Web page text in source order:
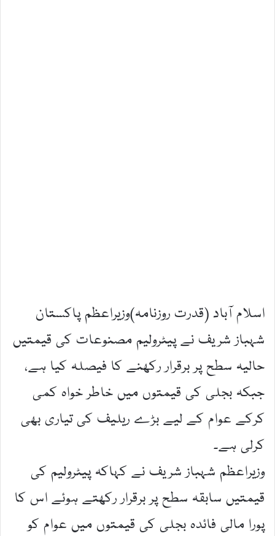
اسلام آباد (قدرت روزنامہ)وزیراعظم پاکستان
شہباز شریف نے پیٹرولیم مصنوعات کی قیمتیں
حالیہ سطح پر برقرار رکھنے کا فیصلہ کیا ہے،
جبکہ بجلی کی قیمتوں میں خاطر خواہ کمی
کرکے عوام کے لیے بڑے ریلیف کی تیاری بھی
کرلی ہے۔
وزیراعظم شہباز شریف نے کہاکہ پیٹرولیم کی
قیمتیں سابقہ سطح پر برقرار رکھتے ہوئے اس کا
پورا مالی فائدہ بجلی کی قیمتوں میں عوام کو